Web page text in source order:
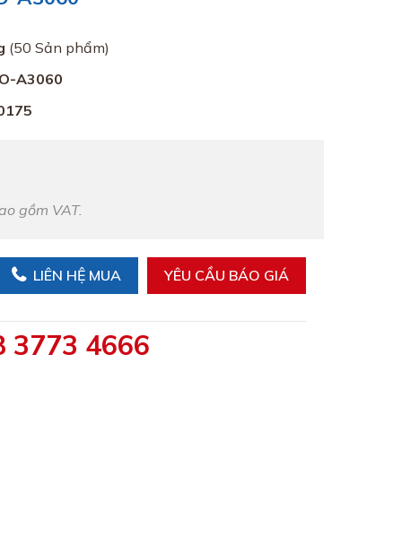
(50 Sản phẩm)
A3060
gồm VAT.
LIÊN HỆ MUA YÊU CẦU BÁO GIÁ
3773 4666